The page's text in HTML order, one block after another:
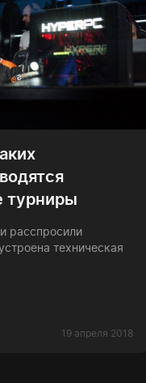
турниры
расспросили
техническая
19 апреля 2018